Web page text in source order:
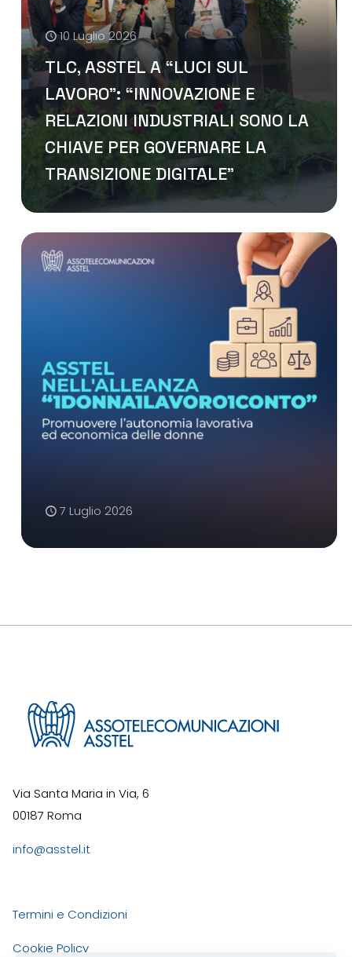
10 Luglio 2026
TLC, ASSTEL A “LUCI SUL
LAVORO”: “INNOVAZIONE E
RELAZIONI INDUSTRIALI SONO LA
CHIAVE PER GOVERNARE LA
TRANSIZIONE DIGITALE”
7 Luglio 2026
Via Santa Maria in Via, 6
00187 Roma
info@asstel.it
Termini e Condizioni
Cookie Policy